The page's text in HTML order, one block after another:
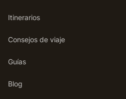
Itinerarios
Consejos de viaje
Guías
Blog